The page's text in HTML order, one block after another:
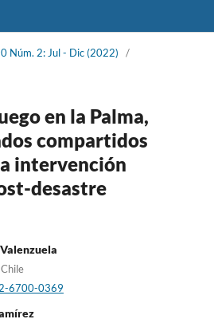
Núm. 2: Jul - Dic (2022)
/
en la Palma,
compartidos
intervención
desastre
6700-0369